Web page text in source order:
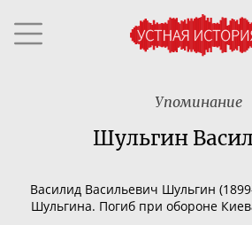
Упоминание
Шульгин
Василид Васильевич Шульгин
Шульгина. Погиб при обороне